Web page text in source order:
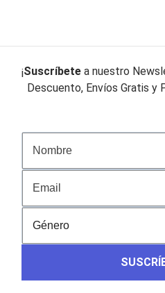
¡Suscríbete a nuestro
Descuento, Envíos Gratis y